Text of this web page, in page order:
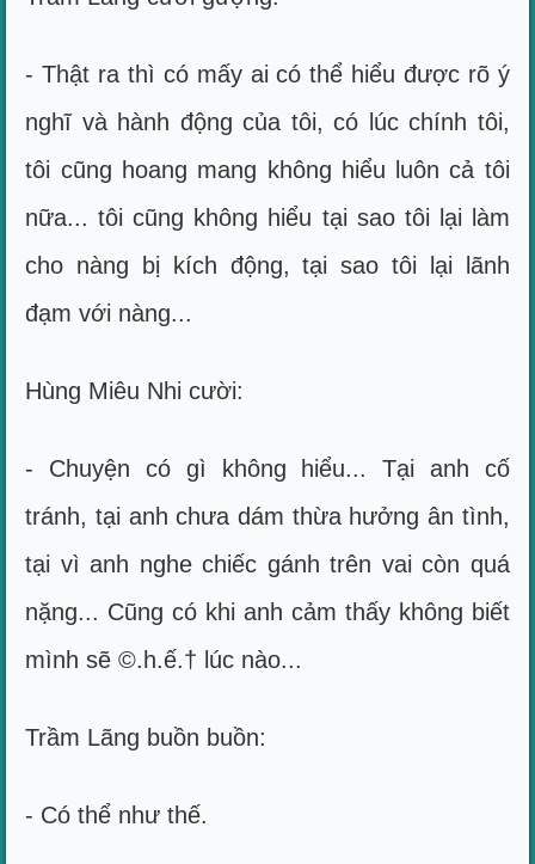
- Thật ra thì có mấy ai có thể hiểu được rõ ý
nghĩ và hành động của tôi, có lúc chính tôi,
tôi cũng hoang mang không hiểu luôn cả tôi
nữa... tôi cũng không hiểu tại sao tôi lại làm
cho nàng bị kích động, tại sao tôi lại lãnh
đạm với nàng...
Hùng Miêu Nhi cười:
- Chuyện có gì không hiểu... Tại anh cố
tránh, tại anh chưa dám thừa hưởng ân tình,
tại vì anh nghe chiếc gánh trên vai còn quá
nặng... Cũng có khi anh cảm thấy không biết
mình sẽ ©.h.ế.† lúc nào...
Trầm Lãng buồn buồn:
- Có thể như thế.